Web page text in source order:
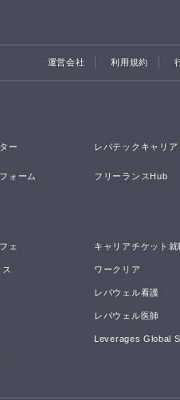
運営会社 利用規約
ー レバテックキャリア
ォーム フリーランスHub
ェ キャリアチケット就
ワークリア
レバウェル看護
レバウェル医師
Leverages Global